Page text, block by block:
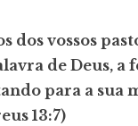
dos vossos
de Deus, a
para a sua
13:7)